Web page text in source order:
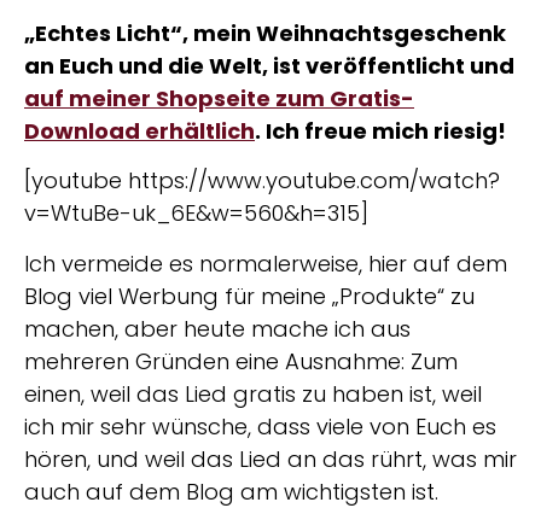
„Echtes Licht“, mein Weihnachtsgeschenk
an Euch und die Welt, ist veröffentlicht und
auf meiner Shopseite zum Gratis-
Download erhältlich. Ich freue mich riesig!
[youtube https://www.youtube.com/watch?
v=WtuBe-uk_6E&w=560&h=315]
Ich vermeide es normalerweise, hier auf dem
Blog viel Werbung für meine „Produkte“ zu
machen, aber heute mache ich aus
mehreren Gründen eine Ausnahme: Zum
einen, weil das Lied gratis zu haben ist, weil
ich mir sehr wünsche, dass viele von Euch es
hören, und weil das Lied an das rührt, was mir
auch auf dem Blog am wichtigsten ist.